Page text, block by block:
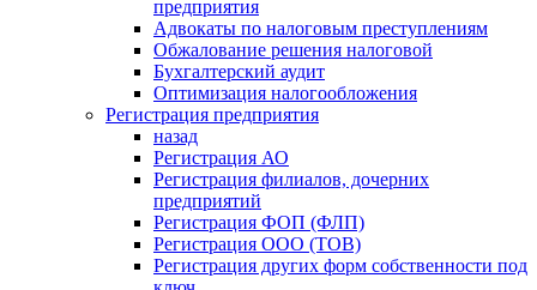
предприятия
Адвокаты по налоговым преступлениям
Обжалование решения налоговой
Бухгалтерский аудит
Оптимизация налогообложения
Регистрация предприятия
назад
Регистрация АО
Регистрация филиалов, дочерних
предприятий
Регистрация ФОП (ФЛП)
Регистрация ООО (ТОВ)
Регистрация других форм собственности под